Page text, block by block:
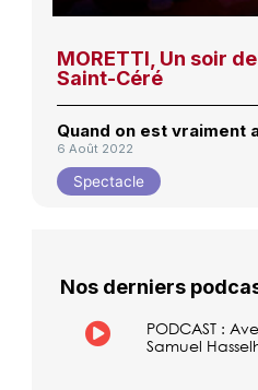
MORETTI, Un soir
Saint-Céré
Quand on est vraiment
6 Août 2022
Spectacle
Nos derniers
PODCAST :
Samuel